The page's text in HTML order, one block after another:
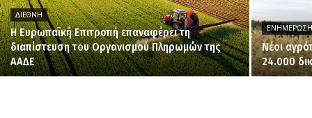
ΔΙΕΘΝΉ
H Ευρωπαϊκή Επιτροπή επαναφέρει τη
διαπίστευση του Οργανισμού Πληρωμών της
ΑΑΔΕ
Νέοι
24.000